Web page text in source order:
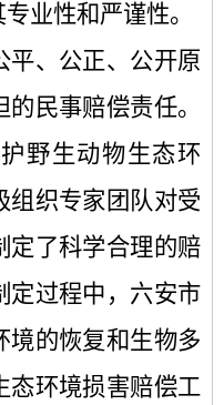
业性和严谨性。
平、公正、公开原
民事赔偿责任。
野生动物生态环
组织专家团队对受
定了科学合理的赔
定过程中，六安市
境的恢复和生物多
态环境损害赔偿工